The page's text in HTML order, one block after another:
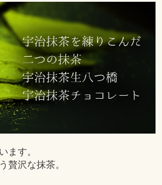
ます。
贅沢な抹茶。